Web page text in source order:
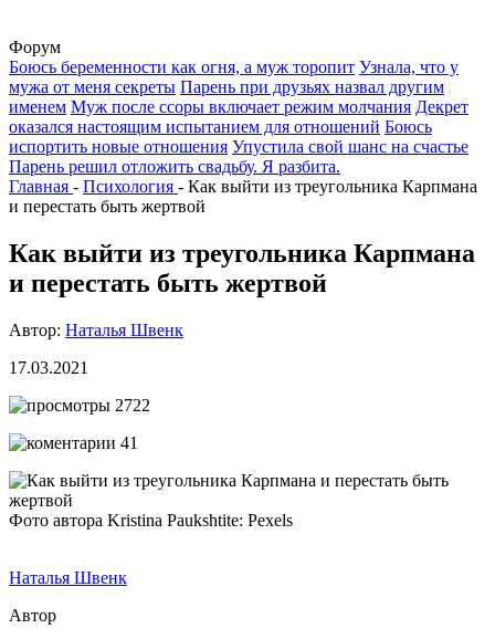
Форум
Боюсь беременности как огня, а муж торопит Узнала, что у
мужа от меня секреты Парень при друзьях назвал другим
именем Муж после ссоры включает режим молчания Декрет
оказался настоящим испытанием для отношений Боюсь
испортить новые отношения Упустила свой шанс на счастье
Парень решил отложить свадьбу. Я разбита.
Главная - Психология - Как выйти из треугольника Карпмана
и перестать быть жертвой
Как выйти из треугольника Карпмана
и перестать быть жертвой
Автор: Наталья Швенк
17.03.2021
2722
41
Фото автора Kristina Paukshtite: Pexels
Наталья Швенк
Автор